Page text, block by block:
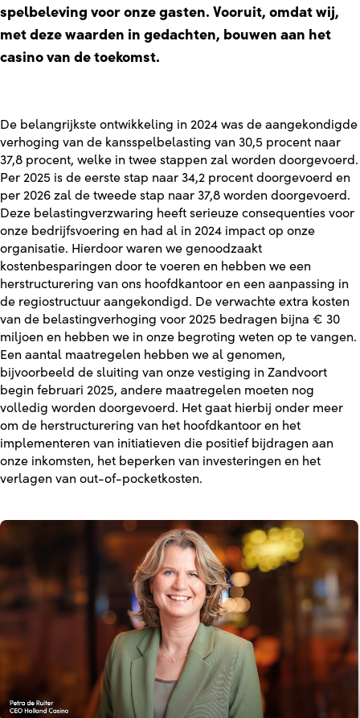
spelbeleving voor onze gasten. Vooruit, omdat wij,
met deze waarden in gedachten, bouwen aan het
casino van de toekomst.
De belangrijkste ontwikkeling in 2024 was de aangekondigde
verhoging van de kansspelbelasting van 30,5 procent naar
37,8 procent, welke in twee stappen zal worden doorgevoerd.
Per 2025 is de eerste stap naar 34,2 procent doorgevoerd en
per 2026 zal de tweede stap naar 37,8 worden doorgevoerd.
Deze belastingverzwaring heeft serieuze consequenties voor
onze bedrijfsvoering en had al in 2024 impact op onze
organisatie. Hierdoor waren we genoodzaakt
kostenbesparingen door te voeren en hebben we een
herstructurering van ons hoofdkantoor en een aanpassing in
de regiostructuur aangekondigd. De verwachte extra kosten
van de belastingverhoging voor 2025 bedragen bijna € 30
miljoen en hebben we in onze begroting weten op te vangen.
Een aantal maatregelen hebben we al genomen,
bijvoorbeeld de sluiting van onze vestiging in Zandvoort
begin februari 2025, andere maatregelen moeten nog
volledig worden doorgevoerd. Het gaat hierbij onder meer
om de herstructurering van het hoofdkantoor en het
implementeren van initiatieven die positief bijdragen aan
onze inkomsten, het beperken van investeringen en het
verlagen van out-of-pocketkosten.